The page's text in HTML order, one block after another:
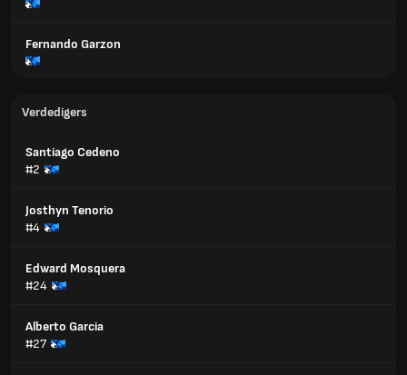
Fernando Garzon
Verdedigers
Santiago Cedeno
#2
Josthyn Tenorio
#4
Edward Mosquera
#24
Alberto Garcia
#27